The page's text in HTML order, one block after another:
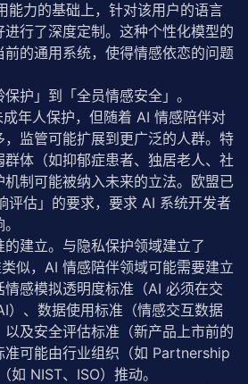
能力的基础上，针对该用户的语言
行了深度定制。这种个性化模型的
的通用系统，使得情感依恋的问题
护」到「全员情感安全」。
年人保护，但随着 AI 情感陪伴对
监管可能扩展到更广泛的人群。特
体（如抑郁症患者、独居老人、社
制可能被纳入未来的立法。欧盟已
评估」的要求，要求 AI 系统开发者
建立。与隐私保护领域建立了
似，AI 情感陪伴领域可能需要建立
感模拟透明度标准（AI 必须在交
）、数据使用标准（情感交互数据
及安全评估标准（新产品上市前的
准可能由行业组织（如 Partnership
NIST、ISO）推动。